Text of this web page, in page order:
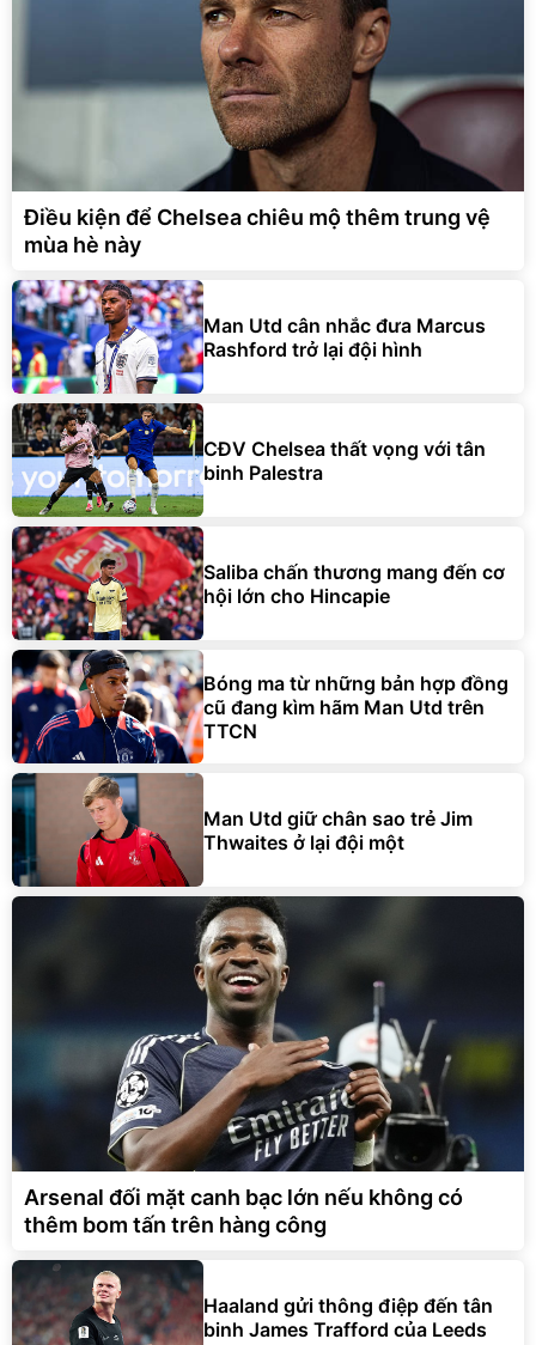
Điều kiện để Chelsea chiêu mộ thêm trung vệ
mùa hè này
Man Utd cân nhắc đưa Marcus
Rashford trở lại đội hình
CĐV Chelsea thất vọng với tân
binh Palestra
Saliba chấn thương mang đến cơ
hội lớn cho Hincapie
Bóng ma từ những bản hợp đồng
cũ đang kìm hãm Man Utd trên
TTCN
Man Utd giữ chân sao trẻ Jim
Thwaites ở lại đội một
Arsenal đối mặt canh bạc lớn nếu không có
thêm bom tấn trên hàng công
Haaland gửi thông điệp đến tân
binh James Trafford của Leeds